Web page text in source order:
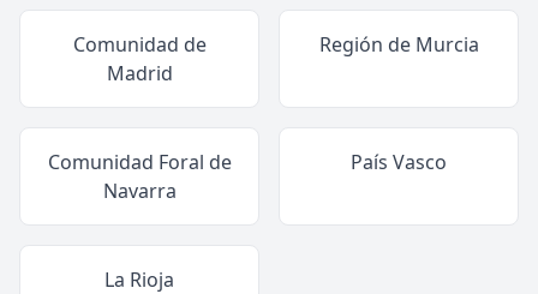
Comunidad de
Madrid
Región de Murcia
Comunidad Foral de
Navarra
País Vasco
La Rioja